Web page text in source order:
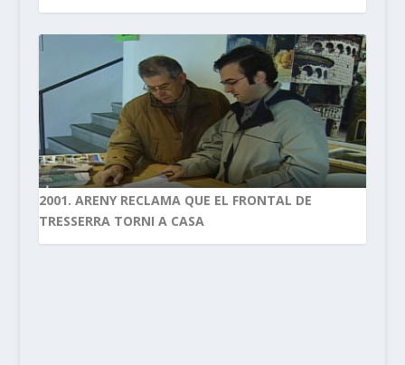
2001. ARENY RECLAMA QUE EL FRONTAL DE
TRESSERRA TORNI A CASA